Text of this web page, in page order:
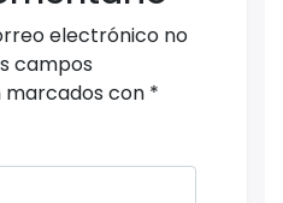
electrónico no
campos
con *